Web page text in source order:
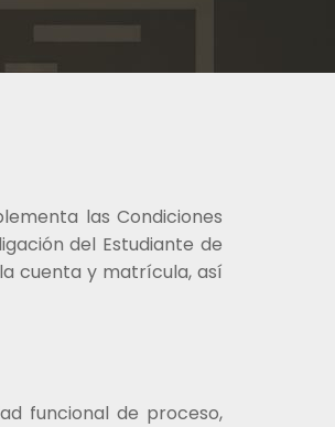
las Condiciones
del Estudiante de
cuenta y matrícula, así
funcional de proceso,